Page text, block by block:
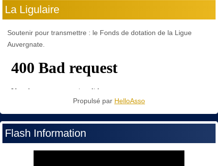
La Ligulaire
Soutenir pour transmettre : le Fonds de dotation de la Ligue
Auvergnate.
Propulsé par HelloAsso
Flash Information